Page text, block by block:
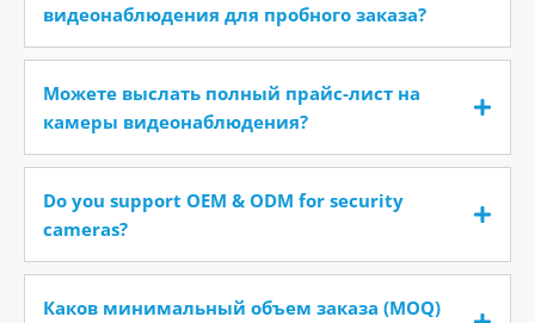
видеонаблюдения для пробного заказа?
Можете выслать полный прайс-лист на
камеры видеонаблюдения?
Do you support OEM & ODM for security
cameras?
Каков минимальный объем заказа (MOQ)